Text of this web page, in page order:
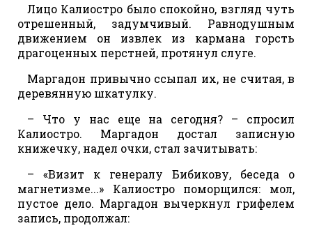
Лицо Калиостро было спокойно, взгляд чуть
отрешенный, задумчивый. Равнодушным
движением он извлек из кармана горсть
драгоценных перстней, протянул слуге.
Маргадон привычно ссыпал их, не считая, в
деревянную шкатулку.
– Что у нас еще на сегодня? – спросил
Калиостро. Маргадон достал записную
книжечку, надел очки, стал зачитывать:
– «Визит к генералу Бибикову, беседа о
магнетизме...» Калиостро поморщился: мол,
пустое дело. Маргадон вычеркнул грифелем
запись, продолжал: